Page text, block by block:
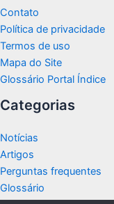
Contato
Política de privacidade
Termos de uso
Mapa do Site
Glossário Portal Índice
Categorias
Notícias
Artigos
Perguntas frequentes
Glossário